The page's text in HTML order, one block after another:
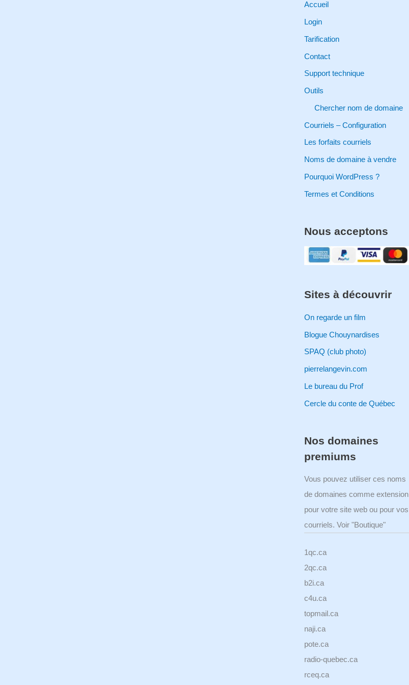
r
c
h
:
Accueil
Login
Tarification
Contact
Support technique
Outils
Chercher nom de domaine
Courriels – Configuration
Les forfaits courriels
Noms de domaine à vendre
Pourquoi WordPress ?
Termes et Conditions
Nous acceptons
Sites à découvrir
On regarde un film
Blogue Chouynardises
SPAQ (club photo)
pierrelangevin.com
Le bureau du Prof
Cercle du conte de Québec
Nos domaines
premiums
Vous pouvez utiliser ces noms
de domaines comme extension
pour votre site web ou pour vos
courriels. Voir "Boutique"
1qc.ca
2qc.ca
b2i.ca
c4u.ca
topmail.ca
naji.ca
pote.ca
radio-quebec.ca
rceq.ca